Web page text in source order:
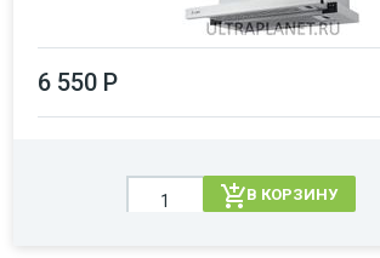
6 550 Р
В КОРЗИНУ